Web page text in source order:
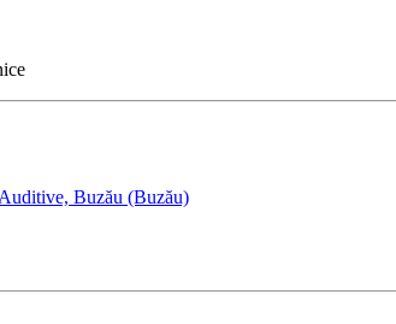
Buzău (Buzău)